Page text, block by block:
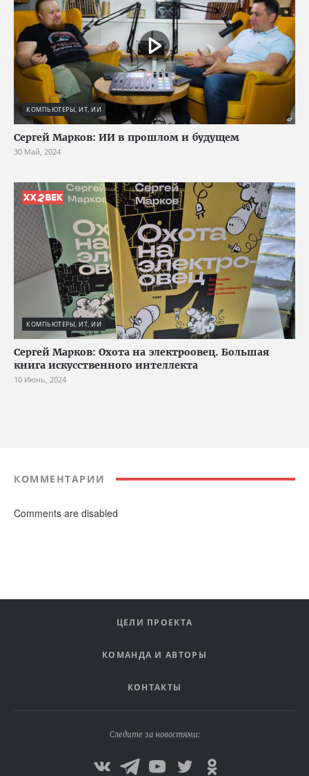
КОМПЬЮТЕРЫ, ИТ, ИИ
Сергей Марков: ИИ в прошлом и будущем
30 Май, 2024
КОМПЬЮТЕРЫ, ИТ, ИИ
Сергей Марков: Охота на электроовец. Большая
книга искусственного интеллекта
10 Июнь, 2024
КОММЕНТАРИИ
Comments are disabled
ЦЕЛИ ПРОЕКТА
КОМАНДА И АВТОРЫ
КОНТАКТЫ
Следите за новостями: